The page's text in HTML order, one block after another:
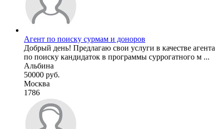
Агент по поиску сурмам и доноров
Добрый день! Предлагаю свои услуги в качестве агента
по поиску кандидаток в программы суррогатного м ...
Альбина
50000 руб.
Москва
1786